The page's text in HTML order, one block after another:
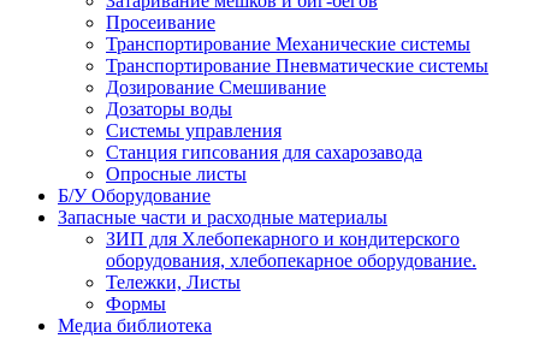
Просеивание
Транспортирование Механические системы
Транспортирование Пневматические системы
Дозирование Смешивание
Дозаторы воды
Системы управления
Станция гипсования для сахарозавода
Опросные листы
Б/У Оборудование
Запасные части и расходные материалы
ЗИП для Хлебопекарного и кондитерского
оборудования, хлебопекарное оборудование.
Тележки, Листы
Формы
Медиа библиотека